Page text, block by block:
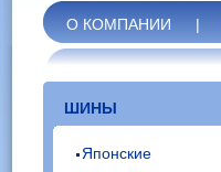
О КОМПАНИИ |
ШИНЫ
Японские